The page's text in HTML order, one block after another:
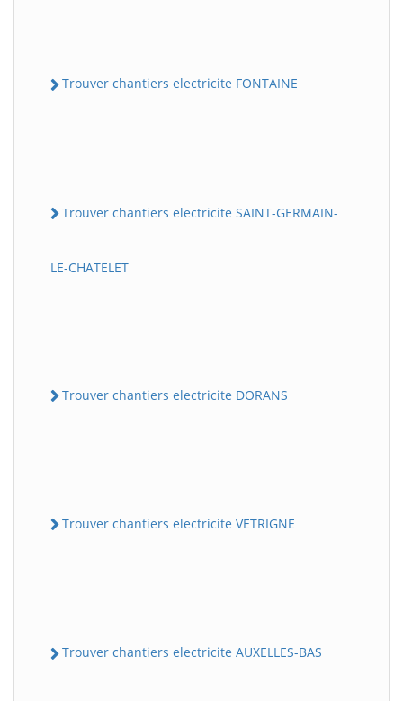
Trouver chantiers electricite FONTAINE
Trouver chantiers electricite SAINT-GERMAIN-
LE-CHATELET
Trouver chantiers electricite DORANS
Trouver chantiers electricite VETRIGNE
Trouver chantiers electricite AUXELLES-BAS